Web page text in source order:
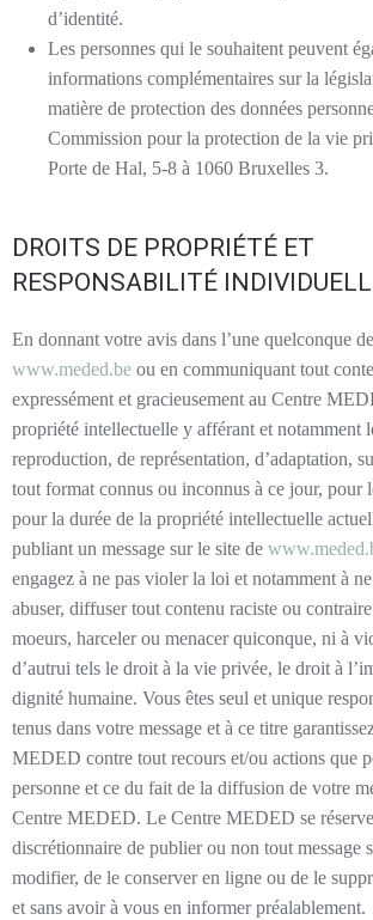
d’identité.
Les personnes qui le souhaitent peuvent
informations complémentaires sur la
matière de protection des données
Commission pour la protection de la vie
Porte de Hal, 5-8 à 1060 Bruxelles 3.
DROITS DE PROPRIÉTÉ ET
RESPONSABILITÉ
En donnant votre avis dans l’une quelconque
www.meded.be ou en communiquant tout
expressément et gracieusement au Centre
propriété intellectuelle y afférant et notamment
reproduction, de représentation, d’adaptation,
tout format connus ou inconnus à ce jour, pour
pour la durée de la propriété intellectuelle
publiant un message sur le site de
engagez à ne pas violer la loi et notamment à
abuser, diffuser tout contenu raciste ou
moeurs, harceler ou menacer quiconque, ni à
d’autrui tels le droit à la vie privée, le droit à
dignité humaine. Vous êtes seul et unique
tenus dans votre message et à ce titre
MEDED contre tout recours et/ou actions que
personne et ce du fait de la diffusion de votre
Centre MEDED. Le Centre MEDED se
discrétionnaire de publier ou non tout message
modifier, de le conserver en ligne ou de le
et sans avoir à vous en informer préalablement.